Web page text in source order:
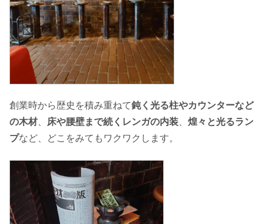
創業時から歴史を積み重ねて鈍く光る柱やカウンターなど
の木材、 床や腰壁まで続くレンガの内装
煌々と光るラン
プなど、どこをみてもワクワクします。